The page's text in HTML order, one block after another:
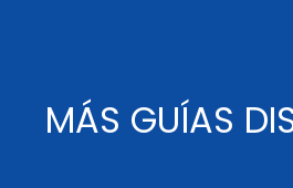
MÁS GUÍAS